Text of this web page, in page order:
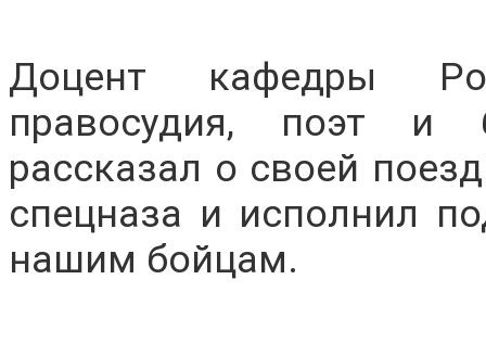
Доцент кафедры
правосудия, поэт и
рассказал о своей
спецназа и исполнил
нашим бойцам.